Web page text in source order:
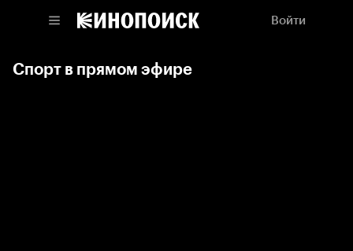
Войти
Спорт в прямом эфире